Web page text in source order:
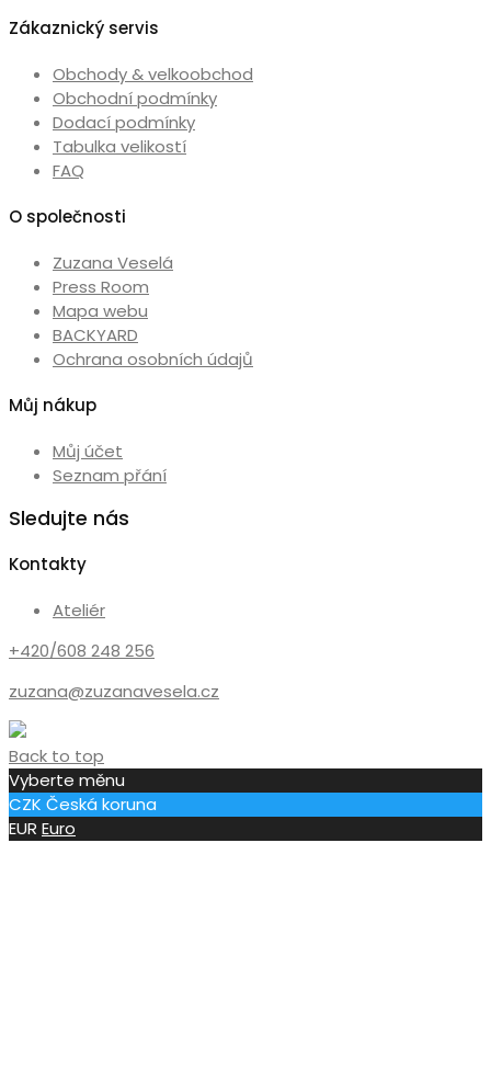
lze
vybrat
na
stránce
produktu
Zákaznický servis
Obchody & velkoobchod
Obchodní podmínky
Dodací podmínky
Tabulka velikostí
FAQ
O společnosti
Zuzana Veselá
Press Room
Mapa webu
BACKYARD
Ochrana osobních údajů
Můj nákup
Můj účet
Seznam přání
Sledujte nás
Kontakty
Ateliér
+420/608 248 256
zuzana@zuzanavesela.cz
Back to top
Vyberte měnu
CZK Česká koruna
EUR Euro